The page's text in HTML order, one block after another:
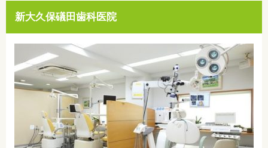
新大久保礒田歯科医院